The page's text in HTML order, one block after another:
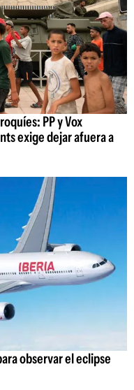
PP y Vox
exige dejar afuera a
observar el eclipse